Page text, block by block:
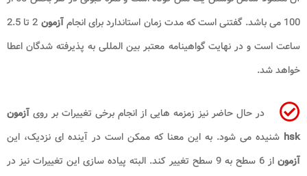
100 می باشد. گفتنی است که مدت زمان استاندارد برای انجام
آزمون
2 تا 2.5
ساعت است و در نهایت گواهینامه معتبر بین المللی به پذیرفته شدگان اعطا
خواهد شد.
در حال حاضر نیز زمزمه هایی از انجام برخی تغییرات بر روی آزمون
hsk شنیده می شود. به این معنا که ممکن است در آینده ای نزدیک، این
آزمون
از 6 سطح به 9 سطح تغییر کند. البته پیاده سازی این تغییرات نیز در